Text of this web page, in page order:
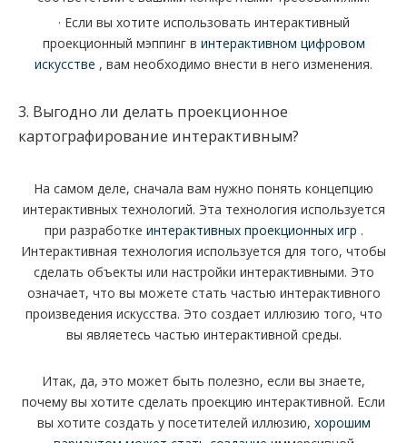
· Если вы хотите использовать интерактивный
проекционный мэппинг в интерактивном цифровом
искусстве , вам необходимо внести в него изменения.
3. Выгодно ли делать проекционное
картографирование интерактивным?
На самом деле, сначала вам нужно понять концепцию
интерактивных технологий. Эта технология используется
при разработке интерактивных проекционных игр .
Интерактивная технология используется для того, чтобы
сделать объекты или настройки интерактивными. Это
означает, что вы можете стать частью интерактивного
произведения искусства. Это создает иллюзию того, что
вы являетесь частью интерактивной среды.
Итак, да, это может быть полезно, если вы знаете,
почему вы хотите сделать проекцию интерактивной. Если
вы хотите создать у посетителей иллюзию, хорошим